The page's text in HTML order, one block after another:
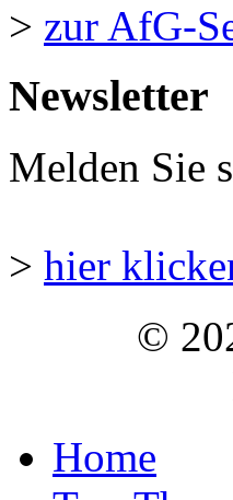
> zur AfG-
Newsletter
Melden Sie
> hier
©
Home